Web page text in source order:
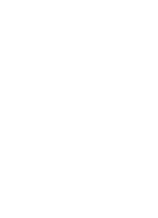
合国内外优质资源，打造更多专业
推出更多贴合企业需求的专题活动
际化高质量发展持续注入商会力量